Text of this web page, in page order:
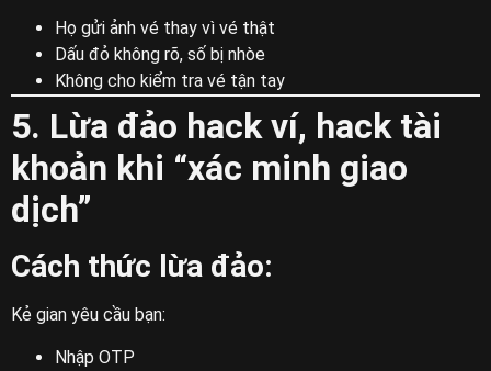
Họ gửi ảnh vé thay vì vé thật
Dấu đỏ không rõ, số bị nhòe
Không cho kiểm tra vé tận tay
5. Lừa đảo hack ví, hack tài
khoản khi “xác minh giao
dịch”
Cách thức lừa đảo:
Kẻ gian yêu cầu bạn:
Nhập OTP